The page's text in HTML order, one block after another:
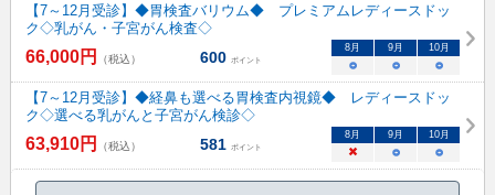
【7～12月受診】◆胃検査バリウム◆ プレミアムレディースドッ
ク◇乳がん・子宮がん検査◇
66,000円 （税込） 600 ポイント
8 月 9 月 10月
○ ○ ○
【7～12月受診】◆経鼻も選べる胃検査内視鏡◆ レディースドッ
ク◇選べる乳がんと子宮がん検診◇
63,910円 （税込） 581 ポイント
8 月 9 月 10月
× ○ ○